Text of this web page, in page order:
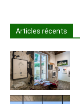
Articles récents